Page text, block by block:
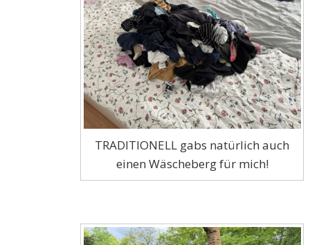
TRADITIONELL gabs natürlich auch
einen Wäscheberg für mich!